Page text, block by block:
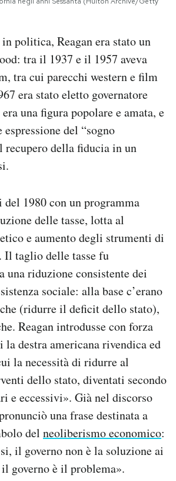
politica, Reagan era stato un
tra il 1937 e il 1957 aveva
tra cui parecchi western e film
era stato eletto governatore
una figura popolare e amata, e
del “sogno
recupero della fiducia in un
1980 con un programma
delle tasse, lotta al
e aumento degli strumenti di
Il taglio delle tasse fu
una riduzione consistente dei
sociale: alla base c’erano
(ridurre il deficit dello stato),
Reagan introdusse con forza
la destra americana rivendica ed
la necessità di ridurre al
dello stato, diventati secondo
e eccessivi». Già nel discorso
una frase destinata a
del neoliberismo economico:
il governo non è la soluzione ai
governo è il problema».